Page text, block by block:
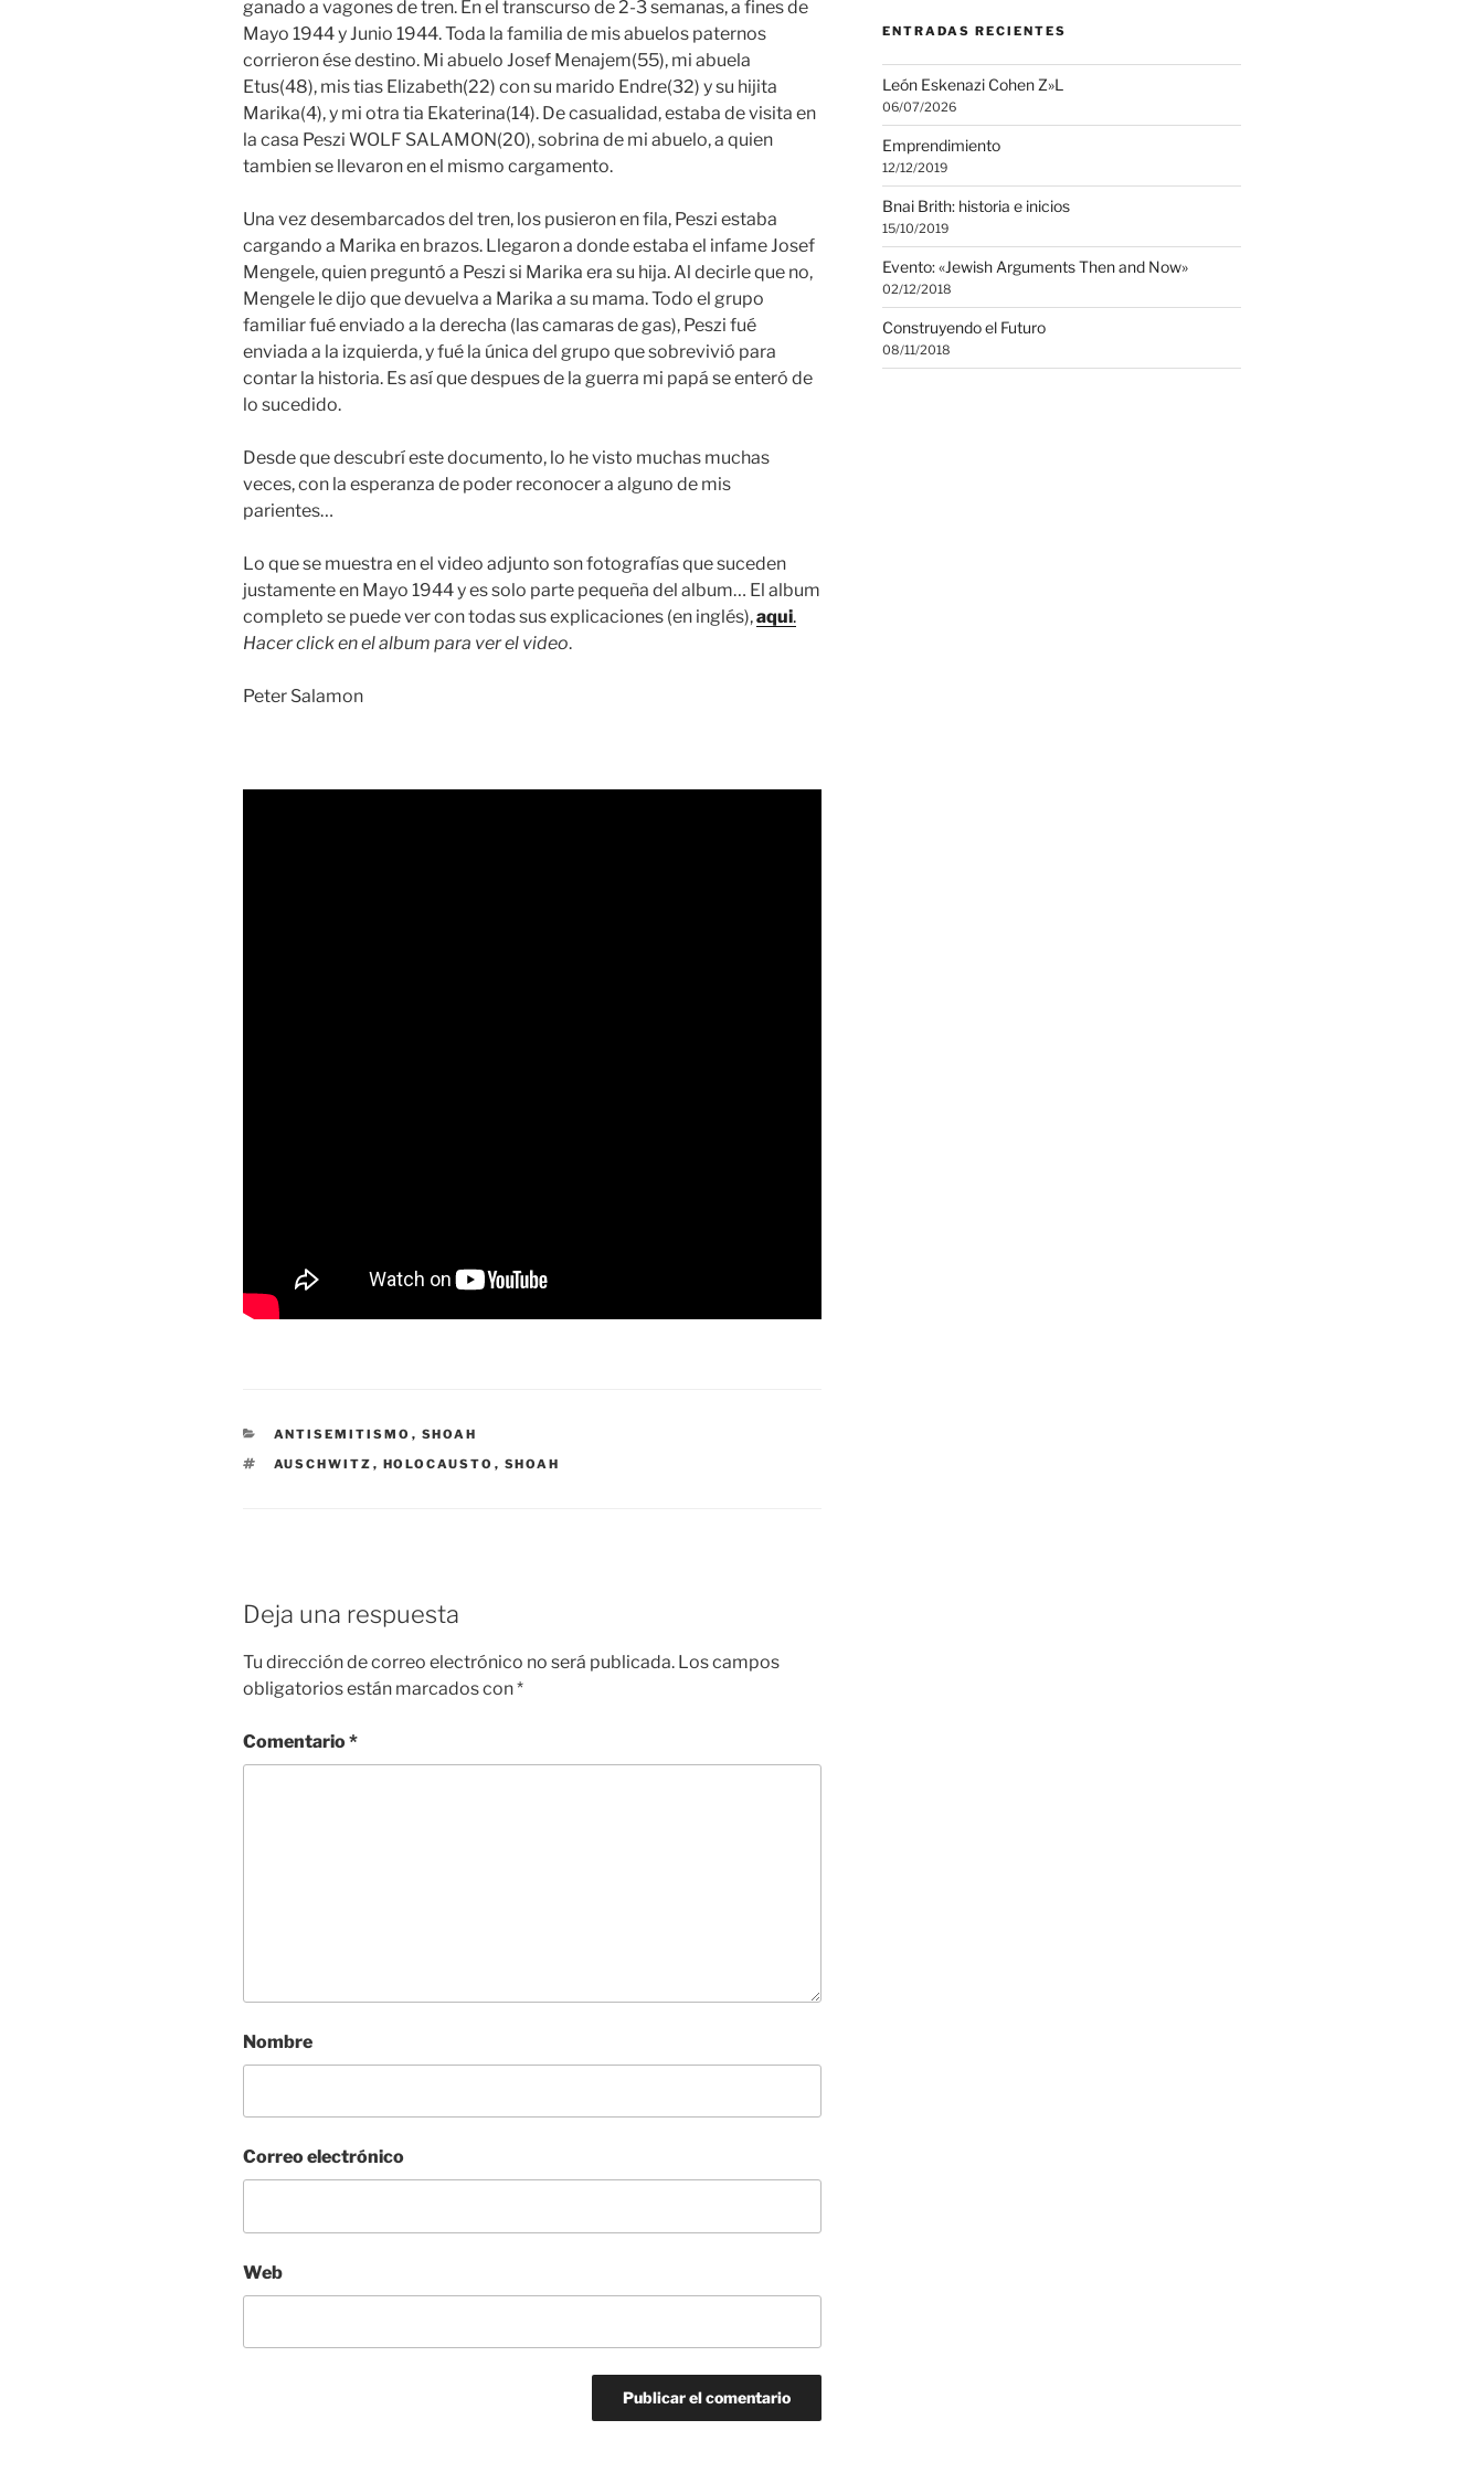
ganado a vagones de tren. En el transcurso de 2-3 semanas, a fines de
Mayo 1944 y Junio 1944. Toda la familia de mis abuelos paternos
corrieron ése destino. Mi abuelo Josef Menajem(55), mi abuela
Etus(48), mis tias Elizabeth(22) con su marido Endre(32) y su hijita
Marika(4), y mi otra tia Ekaterina(14). De casualidad, estaba de visita en
la casa Peszi WOLF SALAMON(20), sobrina de mi abuelo, a quien
tambien se llevaron en el mismo cargamento.
Una vez desembarcados del tren, los pusieron en fila, Peszi estaba
cargando a Marika en brazos. Llegaron a donde estaba el infame Josef
Mengele, quien preguntó a Peszi si Marika era su hija. Al decirle que no,
Mengele le dijo que devuelva a Marika a su mama. Todo el grupo
familiar fué enviado a la derecha (las camaras de gas), Peszi fué
enviada a la izquierda, y fué la única del grupo que sobrevivió para
contar la historia. Es así que despues de la guerra mi papá se enteró de
lo sucedido.
Desde que descubrí este documento, lo he visto muchas muchas
veces, con la esperanza de poder reconocer a alguno de mis
parientes…
Lo que se muestra en el video adjunto son fotografías que suceden
justamente en Mayo 1944 y es solo parte pequeña del album… El album
completo se puede ver con todas sus explicaciones (en inglés),aqui.
Hacer click en el album para ver el video.
Peter Salamon
CATEGORÍAS
ANTISEMITISMO , SHOAH
ETIQUETAS
AUSCHWITZ , HOLOCAUSTO , SHOAH
Deja una respuesta
Tu dirección de correo electrónico no será publicada. Los campos
obligatorios están marcados con*
Comentario*
Nombre
Correo electrónico
Web
ENTRADAS RECIENTES
León Eskenazi Cohen Z»L
06/07/2026
Emprendimiento
12/12/2019
Bnai Brith: historia e inicios
15/10/2019
Evento: «Jewish Arguments Then and Now»
02/12/2018
Construyendo el Futuro
08/11/2018